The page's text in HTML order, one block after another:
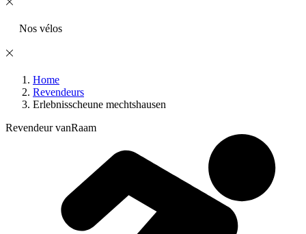
Nos vélos
Home
Revendeurs
Erlebnisscheune mechtshausen
Revendeur vanRaam